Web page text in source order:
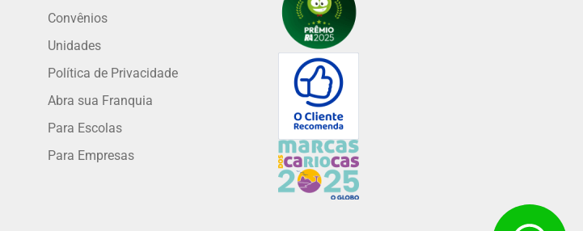
Convênios
Unidades
Política de Privacidade
Abra sua Franquia
Para Escolas
Para Empresas